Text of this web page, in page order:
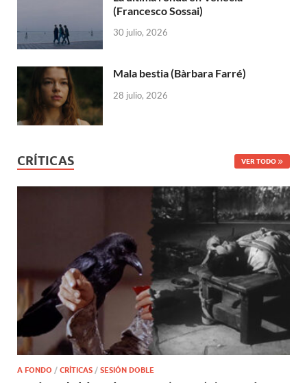
(Francesco Sossai)
30 julio, 2026
Mala bestia (Bàrbara Farré)
28 julio, 2026
CRÍTICAS VER TODO
A FONDO / CRÍTICAS / SESIÓN DOBLE